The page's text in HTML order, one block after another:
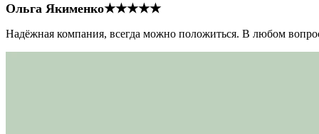
Ольга Якименко★★★★★
Надёжная компания, всегда можно положиться. В любом